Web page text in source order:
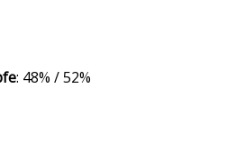
: 48% / 52%